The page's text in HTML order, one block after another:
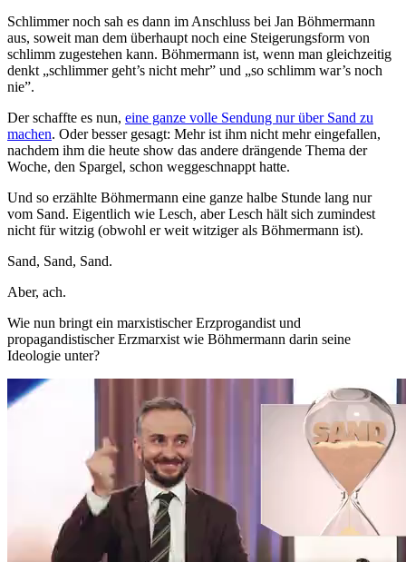
Schlimmer noch sah es dann im Anschluss bei Jan Böhmermann
aus, soweit man dem überhaupt noch eine Steigerungsform von
schlimm zugestehen kann. Böhmermann ist, wenn man gleichzeitig
denkt „schlimmer geht’s nicht mehr” und „so schlimm war’s noch
nie”.
Der schaffte es nun, eine ganze volle Sendung nur über Sand zu
machen. Oder besser gesagt: Mehr ist ihm nicht mehr eingefallen,
nachdem ihm die heute show das andere drängende Thema der
Woche, den Spargel, schon weggeschnappt hatte.
Und so erzählte Böhmermann eine ganze halbe Stunde lang nur
vom Sand. Eigentlich wie Lesch, aber Lesch hält sich zumindest
nicht für witzig (obwohl er weit witziger als Böhmermann ist).
Sand, Sand, Sand.
Aber, ach.
Wie nun bringt ein marxistischer Erzprogandist und
propagandistischer Erzmarxist wie Böhmermann darin seine
Ideologie unter?